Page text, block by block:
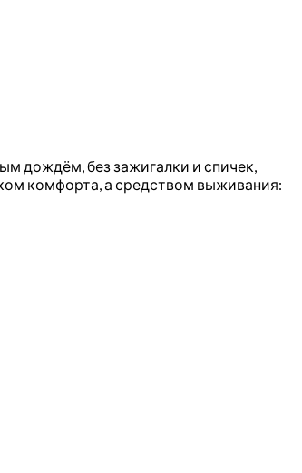
дождём, без зажигалки и спичек,
комфорта, а средством выживания: